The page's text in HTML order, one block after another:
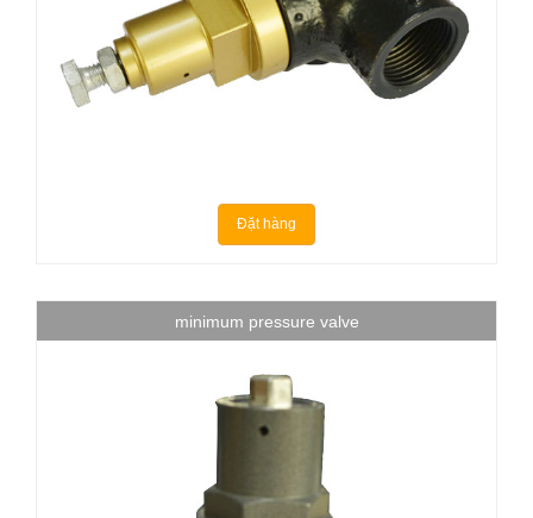
Đặt hàng
minimum pressure valve